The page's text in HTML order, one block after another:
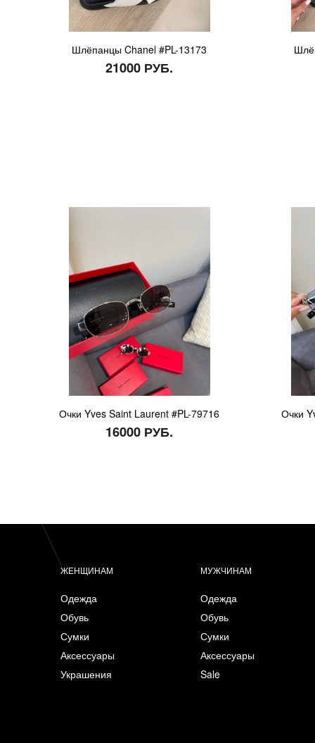
Шлёпанцы Chanel #PL-13173
21000 РУБ.
Очки Yves Saint Laurent #PL-79716
16000 РУБ.
Очки
ЖЕНЩИНАМ
Одежда
Обувь
Сумки
Аксессуары
Украшения
МУЖЧИНАМ
Одежда
Обувь
Сумки
Аксессуары
Sale